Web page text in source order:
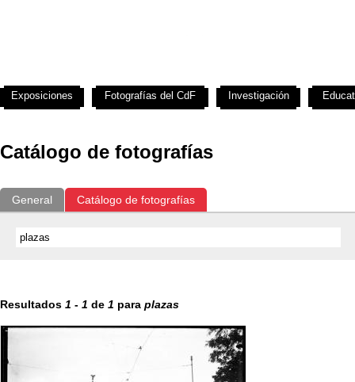
Catálogo de fotografías
General Catálogo de fotografías
Resultados 1 - 1 de 1 para plazas
Exposiciones Fotografías del CdF Investigación